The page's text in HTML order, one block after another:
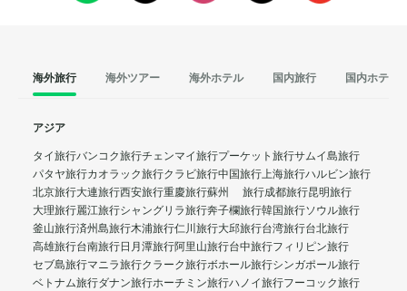
海外旅行 海外ツアー 海外ホテル 国内旅行 国内ホテル
アジア
タイ旅行バンコク旅行チェンマイ旅行プーケット旅行サムイ島旅行
パタヤ旅行カオラック旅行クラビ旅行中国旅行上海旅行ハルビン旅行
北京旅行大連旅行西安旅行重慶旅行蘇州 旅行成都旅行昆明旅行
大理旅行麗江旅行シャングリラ旅行奔子欄旅行韓国旅行ソウル旅行
釜山旅行済州島旅行木浦旅行仁川旅行大邱旅行台湾旅行台北旅行
高雄旅行台南旅行日月潭旅行阿里山旅行台中旅行フィリピン旅行
セブ島旅行マニラ旅行クラーク旅行ボホール旅行シンガポール旅行
ベトナム旅行ダナン旅行ホーチミン旅行ハノイ旅行フーコック旅行